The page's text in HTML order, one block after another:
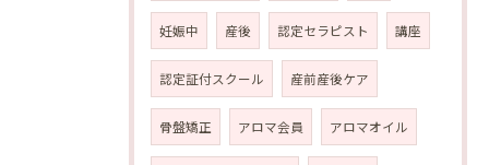
妊娠中 産後 認定セラピスト 講座
認定証付スクール 産前産後ケア
骨盤矯正 アロマ会員 アロマオイル